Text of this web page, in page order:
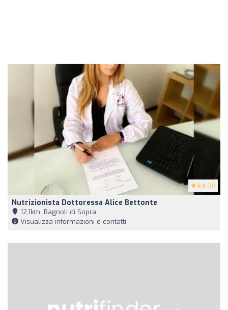
4.9 (11)
Nutrizionista Dottoressa Alice Bettonte
12,1km, Bagnoli di Sopra
Visualizza informazioni e contatti